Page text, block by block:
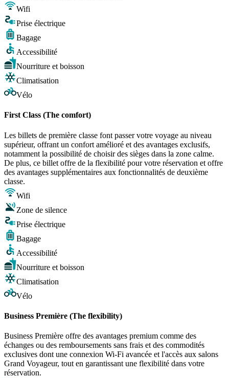
Wifi
Prise électrique
Bagage
Accessibilité
Nourriture et boisson
Climatisation
Vélo
First Class (The comfort)
Les billets de première classe font passer votre voyage au niveau
supérieur, offrant un confort amélioré et des avantages exclusifs,
notamment la possibilité de choisir des sièges dans la zone calme.
De plus, ce billet offre de la flexibilité pour votre réservation et offre
des avantages supplémentaires aux fonctionnalités de deuxième
classe.
Wifi
Zone de silence
Prise électrique
Bagage
Accessibilité
Nourriture et boisson
Climatisation
Vélo
Business Première (The flexibility)
Business Première offre des avantages premium comme des
échanges ou des remboursements sans frais et des commodités
exclusives dont une connexion Wi-Fi avancée et l'accès aux salons
Grand Voyageur, tout en garantissant une flexibilité dans votre
réservation.